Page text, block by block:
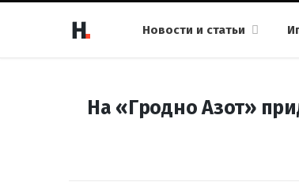
Новости и статьи
На «Гродно Азот»